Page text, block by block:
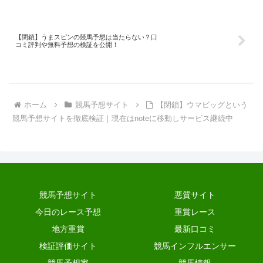
【閉鎖】うまスピンの競馬予想は当たらない？口
コミ評判や無料予想の検証を公開！
ホーム 競馬予想サイト
【閉鎖】ウマビッグという
競馬予想サイトを徹底検証｜現在はnoteに移動しサービス継続中
競馬予想サイト
悪質サイト
今日のレース予想
重賞レース
地方重賞
最新口コミ
検証評価サイト
競馬インフルエンサー